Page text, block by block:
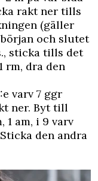
rakt ner tills
(gäller
och slutet
sticka tills det
rm, dra den
varv 7 ggr
ner. Byt till
1 am, i 9 varv
den andra